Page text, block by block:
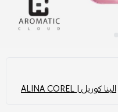
الينا كوريل | ALINA COREL